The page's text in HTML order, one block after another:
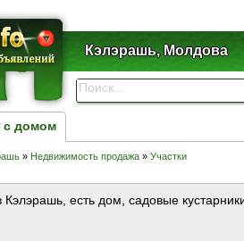
Кэлэрашь, Молдова
с домом
» Недвижимость продажа » Участки
Кэлэрашь, есть дом, садовые